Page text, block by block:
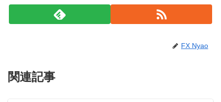
FX Nyao
関連記事